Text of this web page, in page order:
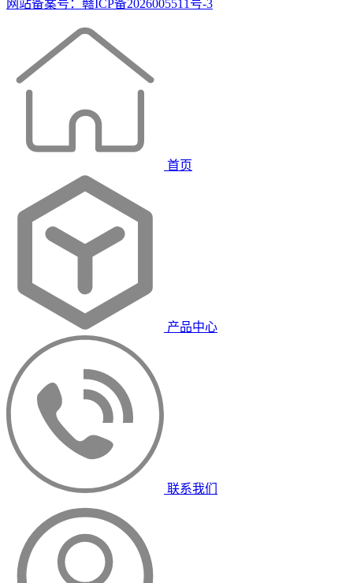
网站备案号：赣ICP备2026005511号-3
首页
产品中心
联系我们